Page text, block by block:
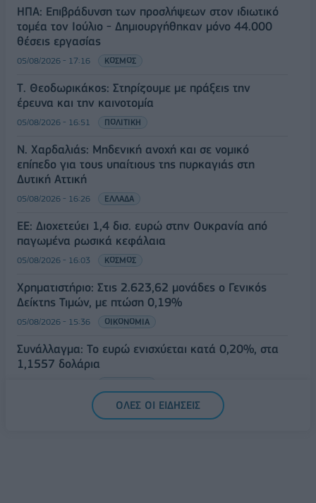
ΗΠΑ: Επιβράδυνση των προσλήψεων στον ιδιωτικό
τομέα τον Ιούλιο - Δημιουργήθηκαν μόνο 44.000
θέσεις εργασίας
05/08/2026 - 17:16 ΚΟΣΜΟΣ
Τ. Θεοδωρικάκος: Στηρίζουμε με πράξεις την
έρευνα και την καινοτομία
05/08/2026 - 16:51 ΠΟΛΙΤΙΚΗ
Ν. Χαρδαλιάς: Μηδενική ανοχή και σε νομικό
επίπεδο για τους υπαίτιους της πυρκαγιάς στη
Δυτική Αττική
05/08/2026 - 16:26 ΕΛΛΑΔΑ
ΕΕ: Διοχετεύει 1,4 δισ. ευρώ στην Ουκρανία από
παγωμένα ρωσικά κεφάλαια
05/08/2026 - 16:03 ΚΟΣΜΟΣ
Χρηματιστήριο: Στις 2.623,62 μονάδες ο Γενικός
Δείκτης Τιμών, με πτώση 0,19%
05/08/2026 - 15:36 ΟΙΚΟΝΟΜΙΑ
Συνάλλαγμα: Το ευρώ ενισχύεται κατά 0,20%, στα
1,1557 δολάρια
ΟΛΕΣ ΟΙ ΕΙΔΗΣΕΙΣ